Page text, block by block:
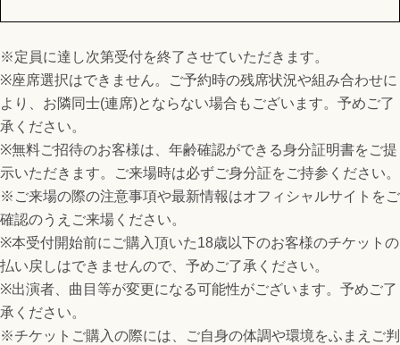
※定員に達し次第受付を終了させていただきます。
※座席選択はできません。ご予約時の残席状況や組み合わせに
より、お隣同士(連席)とならない場合もございます。予めご了
承ください。
※無料ご招待のお客様は、年齢確認ができる身分証明書をご提
示いただきます。ご来場時は必ずご身分証をご持参ください。
※ご来場の際の注意事項や最新情報はオフィシャルサイトをご
確認のうえご来場ください。
※本受付開始前にご購入頂いた18歳以下のお客様のチケットの
払い戻しはできませんので、予めご了承ください。
※出演者、曲目等が変更になる可能性がございます。予めご了
承ください。
※チケットご購入の際には、ご自身の体調や環境をふまえご判